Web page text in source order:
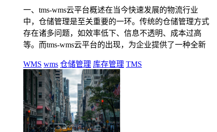
一、tms-wms云平台概述在当今快速发展的物流行业
中，仓储管理是至关重要的一环。传统的仓储管理方式
存在诸多问题，如效率低下、信息不透明、成本过高
等。而tms-wms云平台的出现，为企业提供了一种全新
WMS wms 仓储管理 库存管理 TMS